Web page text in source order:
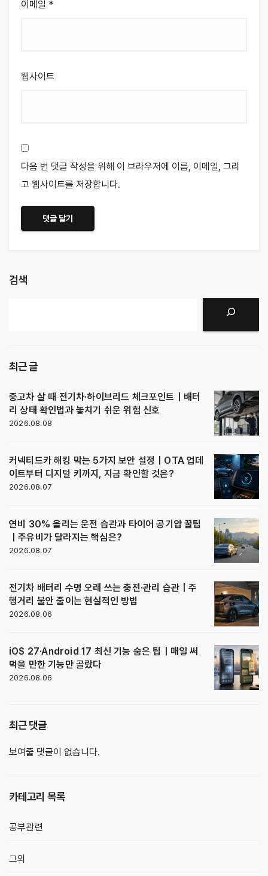
이메일 *
웹사이트
다음 번 댓글 작성을 위해 이 브라우저에 이름, 이메일, 그리
고 웹사이트를 저장합니다.
검색
최근 글
중고차 살 때 전기차·하이브리드 체크포인트｜배터
리 상태 확인법과 놓치기 쉬운 위험 신호
2026.08.08
커넥티드카 해킹 막는 5가지 보안 설정｜OTA 업데
이트부터 디지털 키까지, 지금 확인할 것은?
2026.08.07
연비 30% 올리는 운전 습관과 타이어 공기압 꿀팁
｜주유비가 달라지는 핵심은?
2026.08.07
전기차 배터리 수명 오래 쓰는 충전·관리 습관｜주
행거리 불안 줄이는 현실적인 방법
2026.08.06
iOS 27·Android 17 최신 기능 숨은 팁｜매일 써
먹을 만한 기능만 골랐다
2026.08.06
최근 댓글
보여줄 댓글이 없습니다.
카테고리 목록
공부관련
그외